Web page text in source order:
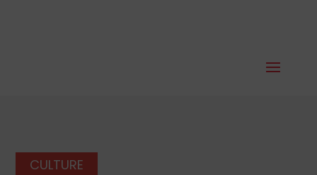
CULTURE